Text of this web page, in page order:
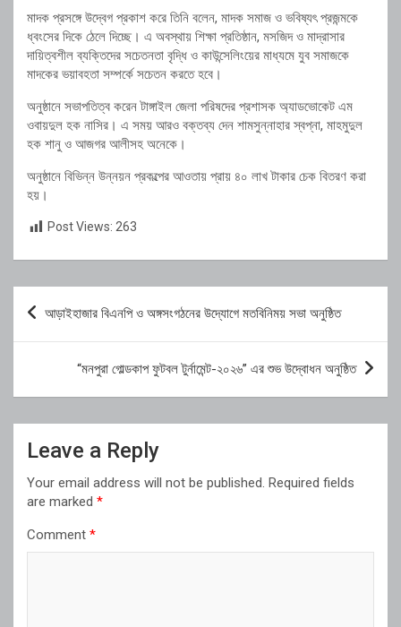
মাদক প্রসঙ্গে উদ্বেগ প্রকাশ করে তিনি বলেন, মাদক সমাজ ও ভবিষ্যৎ প্রজন্মকে
ধ্বংসের দিকে ঠেলে দিচ্ছে। এ অবস্থায় শিক্ষা প্রতিষ্ঠান, মসজিদ ও মাদ্রাসার
দায়িত্বশীল ব্যক্তিদের সচেতনতা বৃদ্ধি ও কাউন্সেলিংয়ের মাধ্যমে যুব সমাজকে
মাদকের ভয়াবহতা সম্পর্কে সচেতন করতে হবে।
অনুষ্ঠানে সভাপতিত্ব করেন টাঙ্গাইল জেলা পরিষদের প্রশাসক অ্যাডভোকেট এম
ওবায়দুল হক নাসির । এ সময় আরও বক্তব্য দেন শামসুন্নাহার স্বপ্না, মাহমুদুল
হক শানু ও আজগর আলীসহ অনেকে।
অনুষ্ঠানে বিভিন্ন উন্নয়ন প্রকল্পের আওতায় প্রায় ৪০ লাখ টাকার চেক বিতরণ করা
হয়।
Post Views: 263
Post
navigation
আড়াইহাজার বিএনপি ও অঙ্গসংগঠনের উদ্যোগে মতবিনিময় সভা অনুষ্ঠিত
“মনপুরা গোল্ডকাপ ফুটবল টুর্নামেন্ট-২০২৬” এর শুভ উদ্বোধন অনুষ্ঠিত
Leave a Reply
Your email address will not be published. Required fields
are marked *
Comment *